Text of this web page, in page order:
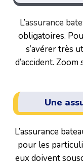
L’assurance
obligatoires.
s’avérer très
d’accident.
Une
L’assurance
pour les
eux doivent